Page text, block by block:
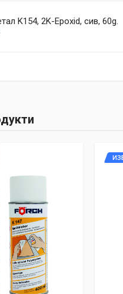
99 mm
quam blandit
K154, 2K-Epoxid, сив, 60g.